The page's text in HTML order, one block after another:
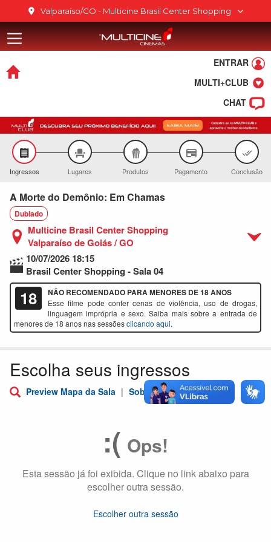
Ir para o conteúdo
Ir para o menu
Ir para o rodapé
Valparaíso/GO - Multicine Brasil Center Shopping
Multicine